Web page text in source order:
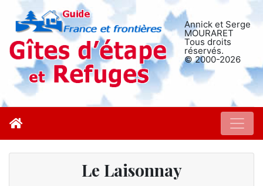
Annick et Serge
MOURARET
Tous droits
réservés.
© 2000-2026
Le Laisonnay